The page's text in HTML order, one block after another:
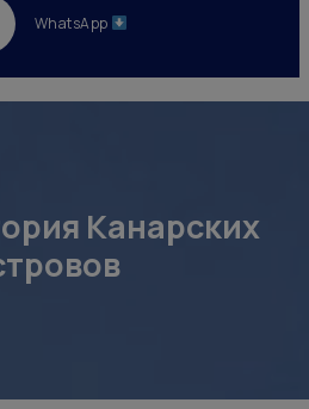
Открыть
WhatsApp
Канарских